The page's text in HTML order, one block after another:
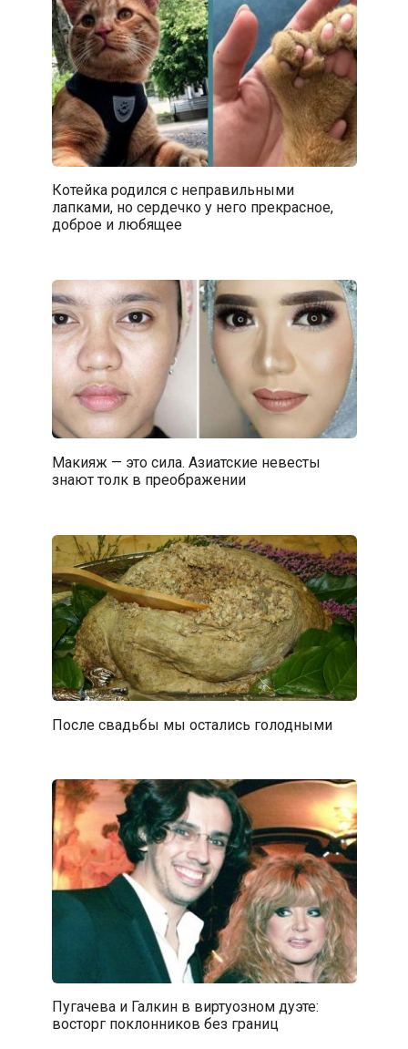
Котейка родился с неправильными
лапками, но сердечко у него прекрасное,
доброе и любящее
Макияж — это сила. Азиатские невесты
знают толк в преображении
После свадьбы мы остались голодными
Пугачева и Галкин в виртуозном дуэте:
восторг поклонников без границ